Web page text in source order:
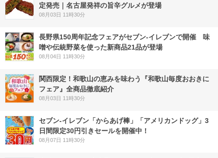
定発売｜名古屋発祥の旨辛グルメが登場
08月03日 11時30分
長野県150周年記念フェアがセブン-イレブンで開催 味
噌や伝統野菜を使った新商品21品が登場
08月04日 11時30分
関西限定！和歌山の恵みを味わう『和歌山毎度おおきに
フェア』全商品徹底紹介
08月03日 11時30分
セブン‐イレブン「からあげ棒」「アメリカンドッグ」3
日間限定30円引きセールを開催中！
08月07日 11時30分